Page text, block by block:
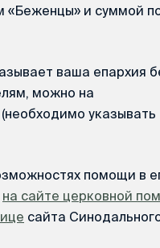
«Беженцы» и суммой
ваша епархия
можно на
(необходимо
помощи в
на сайте церковной
сайта